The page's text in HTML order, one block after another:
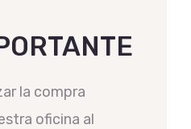
la compra
oficina al